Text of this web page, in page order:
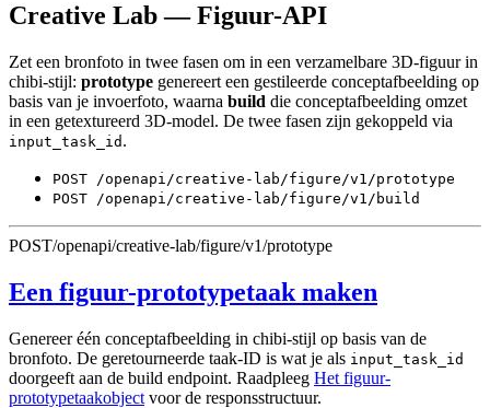
Creative Lab — Figuur-API
Zet een bronfoto in twee fasen om in een verzamelbare 3D-figuur in
chibi-stijl: prototype genereert een gestileerde conceptafbeelding op
basis van je invoerfoto, waarna build die conceptafbeelding omzet
in een getextureerd 3D-model. De twee fasen zijn gekoppeld via
input_task_id .
POST /openapi/creative-lab/figure/v1/prototype
POST /openapi/creative-lab/figure/v1/build
POST/openapi/creative-lab/figure/v1/prototype
Een figuur-prototypetaak maken
Genereer één conceptafbeelding in chibi-stijl op basis van de
bronfoto. De geretourneerde taak-ID is wat je als input_task_id
doorgeeft aan de build endpoint. Raadpleeg Het figuur-
prototypetaakobject voor de responsstructuur.